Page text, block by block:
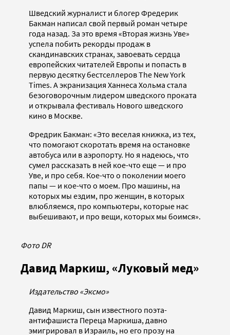
Шведский журналист и блогер Фредерик
Бакман написал свой первый роман четыре
года назад. За это время «Вторая жизнь Уве»
успела побить рекорды продаж в
скандинавских странах, завоевать сердца
европейских читателей Европы и попасть в
первую десятку бестселлеров The New York
Times. А экранизация Ханнеса Хольма стала
безоговорочным лидером шведского проката
и открывала фестиваль Нового шведского
кино в Москве.
Фредрик Бакман: «Это веселая книжка, из тех,
что помогают скоротать время на остановке
автобуса или в аэропорту. Но я надеюсь, что
сумел рассказать в ней кое-что еще — и про
Уве, и про себя. Кое-что о поколении моего
папы — и кое-что о моем. Про машины, на
которых мы ездим, про женщин, в которых
влюбляемся, про компьютеры, которые нас
выбешивают, и про вещи, которых мы боимся».
Фото DR
Давид Маркиш, «Луковый мед»
Издательство «Эксмо»
Давид Маркиш, сын известного поэта-
антифашиста Переца Маркиша, давно
эмигрировал в Израиль, но его прозу на